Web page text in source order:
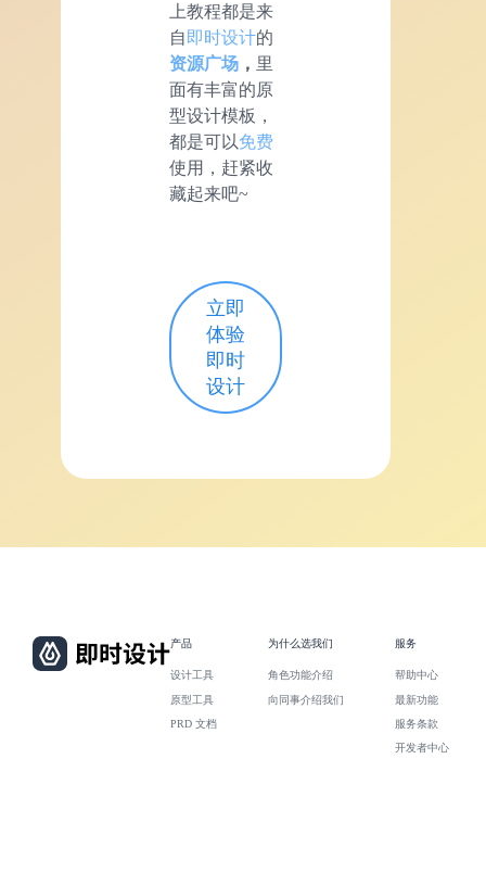
上教程都是来
自 即时设计的
资源广场 ， 里
面有丰富的原
型设计模板，
都是可以免费
使用，赶紧收
藏起来吧~
立即
体验
即时
设计
产品
设计工具
原型工具
PRD 文档
为什么选我们
角色功能介绍
向同事介绍我们
服务
帮助中心
最新功能
服务条款
开发者中心